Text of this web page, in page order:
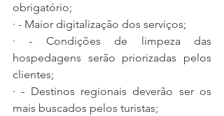
obrigatório;
· - Maior digitalização dos serviços;
· - Condições de limpeza das
hospedagens serão priorizadas pelos
clientes;
· - Destinos regionais deverão ser os
mais buscados pelos turistas;